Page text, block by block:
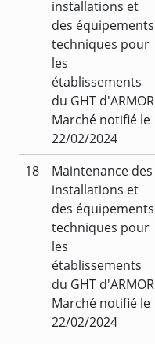
installations et
des équipements
techniques pour
les
établissements
du GHT d'ARMOR
Marché notifié le
22/02/2024
18
Maintenance des
installations et
des équipements
techniques pour
les
établissements
du GHT d'ARMOR
Marché notifié le
22/02/2024